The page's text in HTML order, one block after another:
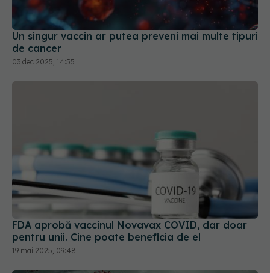
Un singur vaccin ar putea preveni mai multe tipuri
de cancer
03 dec 2025, 14:55
FDA aprobă vaccinul Novavax COVID, dar doar
pentru unii. Cine poate beneficia de el
19 mai 2025, 09:48